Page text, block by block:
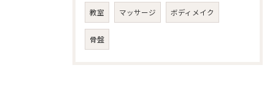
教室 マッサージ ボディメイク
骨盤